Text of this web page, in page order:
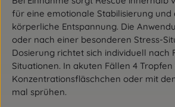
für eine emotionale Stabilisierung und
körperliche Entspannung. Die
oder nach einer besonderen Stress-
Dosierung richtet sich individuell nach
Situationen. In akuten Fällen 4
Konzentrationsfläschchen oder mit
mal sprühen.